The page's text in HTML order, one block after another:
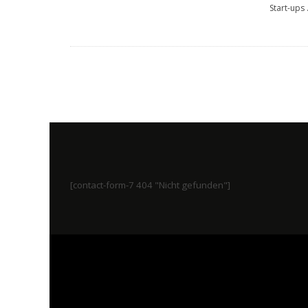
Start-ups
[contact-form-7 404 "Nicht gefunden"]